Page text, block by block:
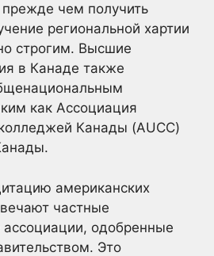
прежде чем получить
региональной хартии
строгим. Высшие
в Канаде также
как Ассоциация
Канады (AUCC)
американских
частные
ассоциации, одобренные
Это